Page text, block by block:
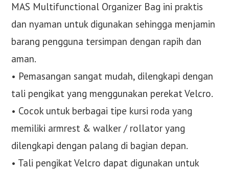
MAS Multifunctional Organizer Bag ini praktis
dan nyaman untuk digunakan sehingga menjamin
barang pengguna tersimpan dengan rapih dan
aman.
• Pemasangan sangat mudah, dilengkapi dengan
tali pengikat yang menggunakan perekat Velcro.
• Cocok untuk berbagai tipe kursi roda yang
memiliki armrest & walker / rollator yang
dilengkapi dengan palang di bagian depan.
• Tali pengikat Velcro dapat digunakan untuk